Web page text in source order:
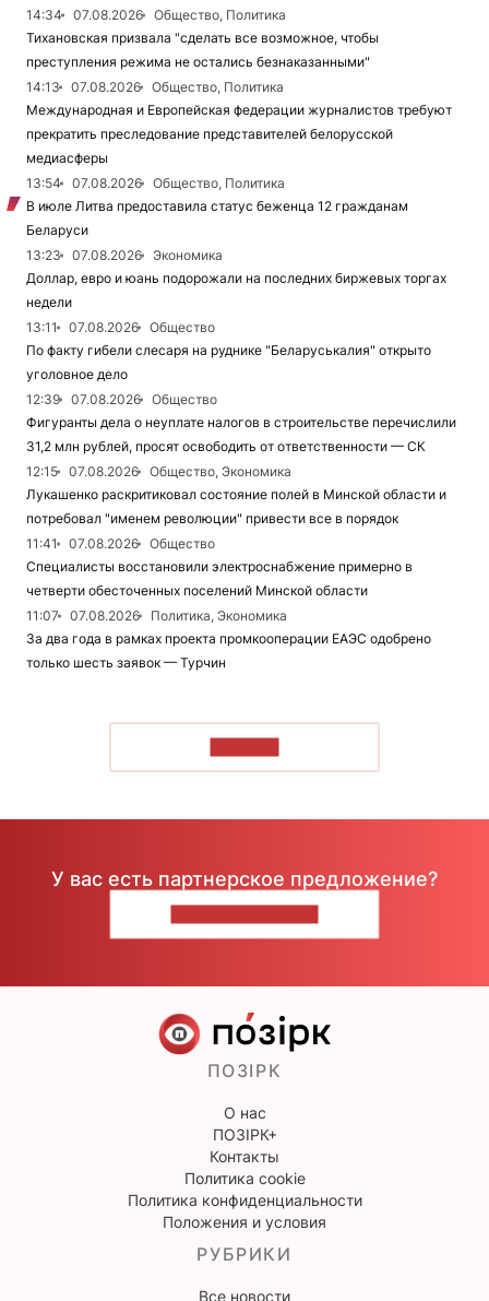
14:34
07.08.2026
Общество, Политика
Тихановская призвала "сделать все возможное, чтобы
преступления режима не остались безнаказанными"
14:13
07.08.2026
Общество, Политика
Международная и Европейская федерации журналистов требуют
прекратить преследование представителей белорусской
медиасферы
13:54
07.08.2026
Общество, Политика
В июле Литва предоставила статус беженца 12 гражданам
Беларуси
13:23
07.08.2026
Экономика
Доллар, евро и юань подорожали на последних биржевых торгах
недели
13:11
07.08.2026
Общество
По факту гибели слесаря на руднике "Беларуськалия" открыто
уголовное дело
12:39
07.08.2026
Общество
Фигуранты дела о неуплате налогов в строительстве перечислили
31,2 млн рублей, просят освободить от ответственности — СК
12:15
07.08.2026
Общество, Экономика
Лукашенко раскритиковал состояние полей в Минской области и
потребовал "именем революции" привести все в порядок
11:41
07.08.2026
Общество
Специалисты восстановили электроснабжение примерно в
четверти обесточенных поселений Минской области
11:07
07.08.2026
Политика, Экономика
За два года в рамках проекта промкооперации ЕАЭС одобрено
только шесть заявок — Турчин
У вас есть партнерское предложение?
ПОЗІРК
О нас
ПОЗІРК+
Контакты
Политика cookie
Политика конфиденциальности
Положения и условия
РУБРИКИ
Все новости